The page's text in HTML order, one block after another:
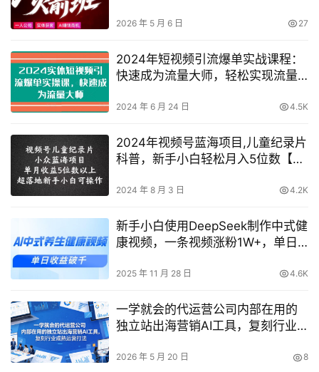
2026 年 5 月 6 日 27
2024年短视频引流爆单实战课程：
快速成为流量大师，轻松实现流量
2024 年 6 月 24 日 4.5K
2024年视频号蓝海项目,儿童纪录片
科普，新手小白轻松月入5位数【深
2024 年 8 月 3 日 4.2K
新手小白使用DeepSeek制作中式健
康视频，一条视频涨粉1W+，单日
2025 年 11 月 28 日 4.6K
一学就会的代运营公司内部在用的
独立站出海营销AI工具，复刻行业
2026 年 5 月 20 日 8